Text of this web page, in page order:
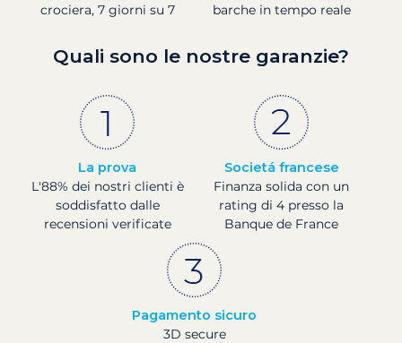
crociera, 7 giorni su 7
barche in tempo reale
Quali sono le nostre garanzie?
La prova
L'88% dei nostri clienti è
soddisfatto dalle
recensioni verificate
Societá francese
Finanza solida con un
rating di 4 presso la
Banque de France
Pagamento sicuro
3D secure